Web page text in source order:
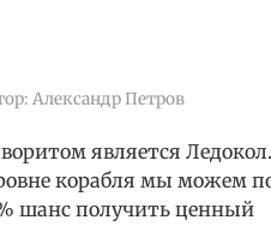
Александр Петров
является Ледокол.
корабля мы можем
шанс получить ценный